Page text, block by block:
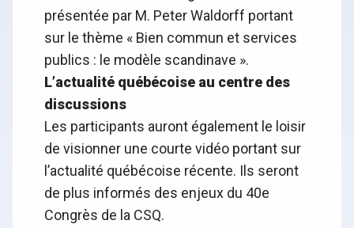
présentée par M. Peter Waldorff portant
sur le thème « Bien commun et services
publics : le modèle scandinave ».
L’actualité québécoise au centre des
discussions
Les participants auront également le loisir
de visionner une courte vidéo portant sur
l’actualité québécoise récente. Ils seront
de plus informés des enjeux du 40e
Congrès de la CSQ.